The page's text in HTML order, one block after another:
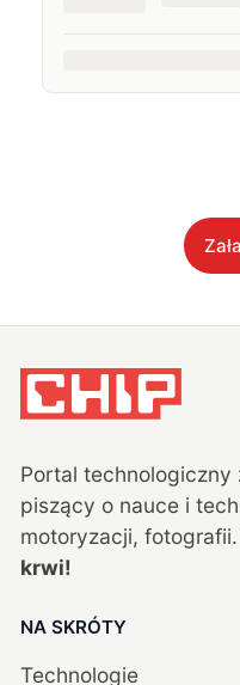
Portal technologiczny
piszący o nauce i
motoryzacji, fotografii.
krwi!
NA SKRÓTY
Technologie